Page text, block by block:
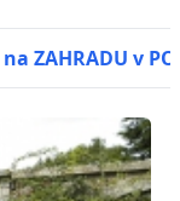
ZAHRADU v